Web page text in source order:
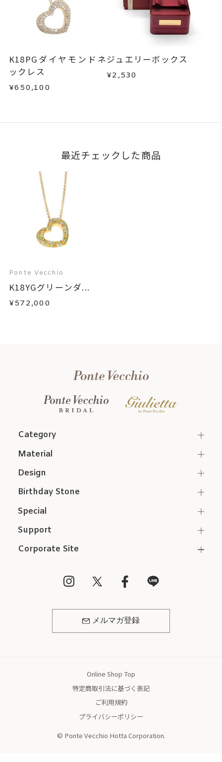
K18PGダイヤモンドネ
ックレス
¥650,100
ジュエリーボックス
¥2,530
最近チェックした商品
Ponte Vecchio
K18YGグリーンダ...
¥572,000
Category
Support
Corporate Site
メルマガ登録
Material
Design
Birthday Stone
Special
Online Shop Top
特定商取引法に基づく表記
ご利用規約
プライバシーポリシー
© Ponte Vecchio Hotta Corporation.